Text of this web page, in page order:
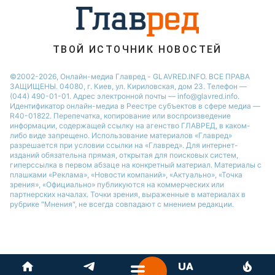
ТВОЙ ИСТОЧНИК НОВОСТЕЙ
©2002-2026, Онлайн-медиа Главред - GLAVRED.INFO. ВСЕ ПРАВА
ЗАЩИЩЕНЫ. 04080, г. Киев, ул. Кириловская, дом 23. Телефон —
(044) 490-01-01. Адрес электронной почты — info@glavred.info.
Идентификатор онлайн-медиа в Реестре cубъектов в сфере медиа —
R40-01822. Перепечатка, копирование или воспроизведение
информации, содержащей ссылку на агенство ГЛАВРЕД, в каком-
либо виде запрещено. Использование материалов «Главред»
разрешается при условии ссылки на «Главред». Для интернет-
изданий обязательна прямая, открытая для поисковых систем,
гиперссылка в первом абзаце на конкретный материал. Материалы с
плашками «Реклама», «Новости компаний», «Актуально», «Точка
зрения», «Официально» публикуются на коммерческих или
партнерских началах. Точки зрения, выраженные в материалах в
рубрике "Мнения", не всегда совпадают с мнением редакции.